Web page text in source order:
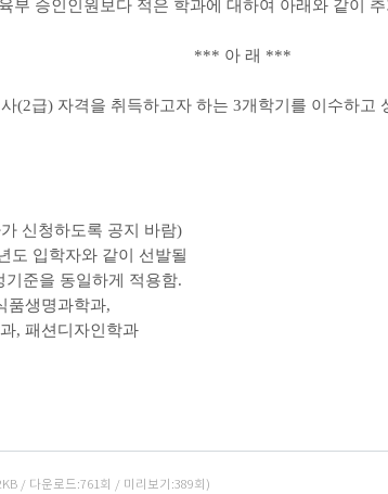
부 승인인원보다 적은 학과에 대하여 아래와 같이
*** 아 래 ***
(2급) 자격을 취득하고자 하는 3개학기를 이수하고
신청하도록 공지 바람)
도 입학자와 같이 선발될
준을 동일하게 적용함.
품생명과학과,
, 패션디자인학과
/ 다운로드:761회 / 미리보기:389회)